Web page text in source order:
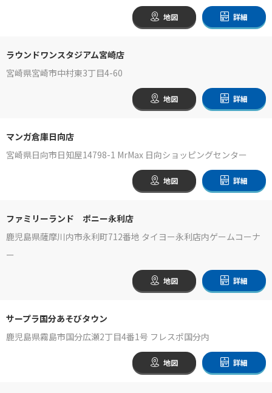
地図 詳細
ラウンドワンスタジアム宮崎店
宮崎県宮崎市中村東3丁目4-60
地図 詳細
マンガ倉庫日向店
宮崎県日向市日知屋14798-1 MrMax 日向ショッピングセンター
地図 詳細
ファミリーランド ポニー永利店
鹿児島県薩摩川内市永利町712番地 タイヨー永利店内ゲームコーナ
ー
地図 詳細
サープラ国分あそびタウン
鹿児島県霧島市国分広瀬2丁目4番1号 フレスポ国分内
地図 詳細